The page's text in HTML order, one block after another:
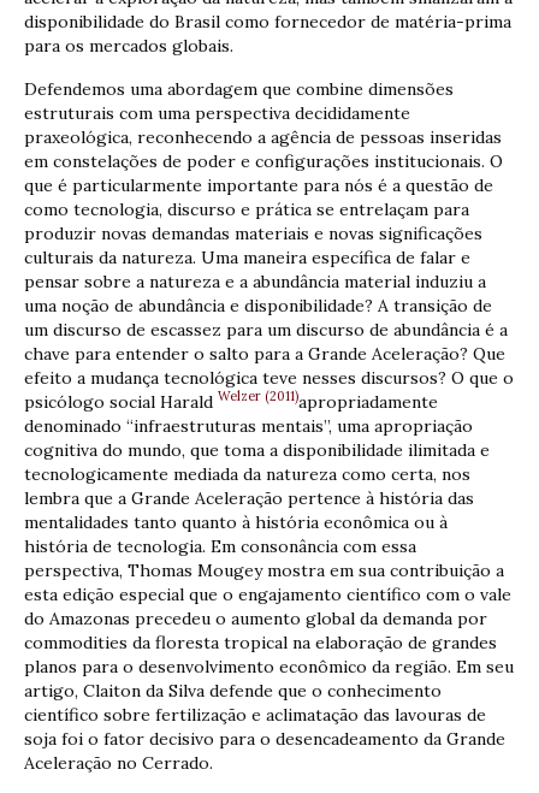
disponibilidade do Brasil como fornecedor de matéria-prima
para os mercados globais.
Defendemos uma abordagem que combine dimensões
estruturais com uma perspectiva decididamente
praxeológica, reconhecendo a agência de pessoas inseridas
em constelações de poder e configurações institucionais. O
que é particularmente importante para nós é a questão de
como tecnologia, discurso e prática se entrelaçam para
produzir novas demandas materiais e novas significações
culturais da natureza. Uma maneira específica de falar e
pensar sobre a natureza e a abundância material induziu a
uma noção de abundância e disponibilidade? A transição de
um discurso de escassez para um discurso de abundância é a
chave para entender o salto para a Grande Aceleração? Que
efeito a mudança tecnológica teve nesses discursos? O que o
psicólogo social Harald Welzer (2011)apropriadamente
denominado “infraestruturas mentais”, uma apropriação
cognitiva do mundo, que toma a disponibilidade ilimitada e
tecnologicamente mediada da natureza como certa, nos
lembra que a Grande Aceleração pertence à história das
mentalidades tanto quanto à história econômica ou à
história de tecnologia. Em consonância com essa
perspectiva, Thomas Mougey mostra em sua contribuição a
esta edição especial que o engajamento científico com o vale
do Amazonas precedeu o aumento global da demanda por
commodities da floresta tropical na elaboração de grandes
planos para o desenvolvimento econômico da região. Em seu
artigo, Claiton da Silva defende que o conhecimento
científico sobre fertilização e aclimatação das lavouras de
soja foi o fator decisivo para o desencadeamento da Grande
Aceleração no Cerrado.